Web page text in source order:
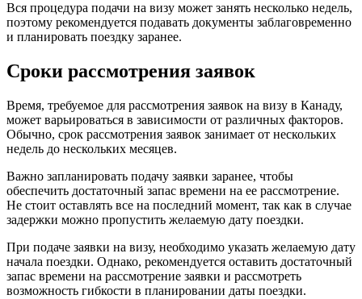
Вся процедура подачи на визу может занять несколько недель,
поэтому рекомендуется подавать документы заблаговременно
и планировать поездку заранее.
Сроки рассмотрения заявок
Время, требуемое для рассмотрения заявок на визу в Канаду,
может варьироваться в зависимости от различных факторов.
Обычно, срок рассмотрения заявок занимает от нескольких
недель до нескольких месяцев.
Важно запланировать подачу заявки заранее, чтобы
обеспечить достаточный запас времени на ее рассмотрение.
Не стоит оставлять все на последний момент, так как в случае
задержки можно пропустить желаемую дату поездки.
При подаче заявки на визу, необходимо указать желаемую дату
начала поездки. Однако, рекомендуется оставить достаточный
запас времени на рассмотрение заявки и рассмотреть
возможность гибкости в планировании даты поездки.